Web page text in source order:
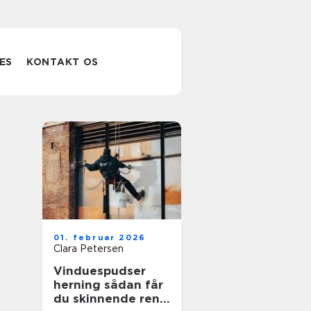
KONTAKT OS
01. februar 2026
Clara Petersen
Vinduespudser
herning sådan får
du skinnende rene